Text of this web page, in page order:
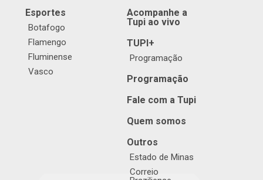
Esportes
Botafogo
Flamengo
Fluminense
Vasco
Acompanhe a
Tupi ao vivo
TUPI+
Programação
Programação
Fale com a Tupi
Quem somos
Outros
Estado de Minas
Correio